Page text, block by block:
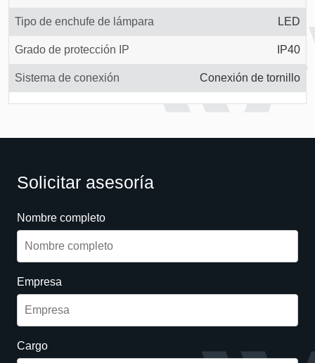
Tipo de enchufe de lámpara LED
Grado de protección IP IP40
Sistema de conexión Conexión de tornillo
Solicitar asesoría
Nombre completo
Empresa
Cargo